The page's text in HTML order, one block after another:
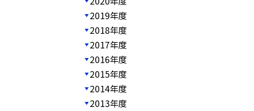
2019年度
2018年度
2017年度
2016年度
2015年度
2014年度
2013年度